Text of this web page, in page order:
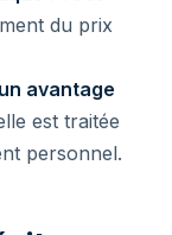
du prix
avantage
est traitée
personnel.